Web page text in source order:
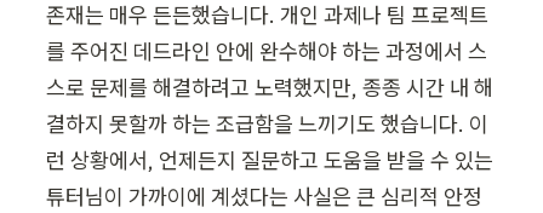
존재는 매우 든든했습니다. 개인 과제나 팀 프로젝트
를 주어진 데드라인 안에 완수해야 하는 과정에서 스
스로 문제를 해결하려고 노력했지만, 종종 시간 내 해
결하지 못할까 하는 조급함을 느끼기도 했습니다. 이
런 상황에서, 언제든지 질문하고 도움을 받을 수 있는
튜터님이 가까이에 계셨다는 사실은 큰 심리적 안정